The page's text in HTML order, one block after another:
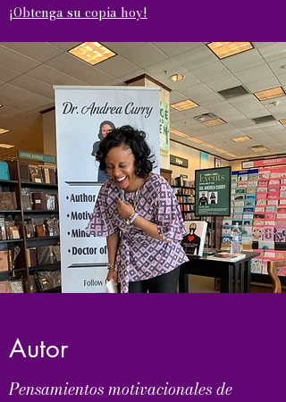
¡Obtenga su copia hoy!
Autor
Pensamientos motivacionales de